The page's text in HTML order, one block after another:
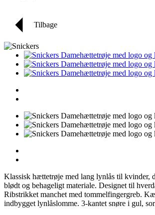
Tilbage
Klassisk hættetrøje med lang lynlås til kvinder,
blødt og behageligt materiale. Designet til
Ribstrikket manchet med tommelfingergreb.
indbygget lynlåslomme. 3-kantet snøre i gul,